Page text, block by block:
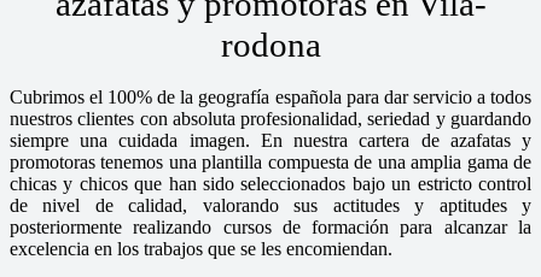
rodona
Cubrimos el 100% de la geografía española para dar servicio a todos
nuestros clientes con absoluta profesionalidad, seriedad y guardando
siempre una cuidada imagen. En nuestra cartera de azafatas y
promotoras tenemos una plantilla compuesta de una amplia gama de
chicas y chicos que han sido seleccionados bajo un estricto control
de nivel de calidad, valorando sus actitudes y aptitudes y
posteriormente realizando cursos de formación para alcanzar la
excelencia en los trabajos que se les encomiendan.